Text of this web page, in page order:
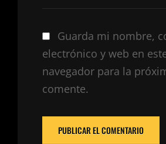
Guarda mi nombre,
electrónico y web en
navegador para la
comente.